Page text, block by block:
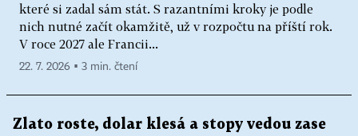
které si zadal sám stát. S razantními kroky je podle
nich nutné začít okamžitě, už v rozpočtu na příští rok.
V roce 2027 ale Francii...
22. 7. 2026 ▪ 3 min. čtení
Zlato roste, dolar klesá a stopy vedou zase